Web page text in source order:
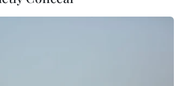
có nguy cơ